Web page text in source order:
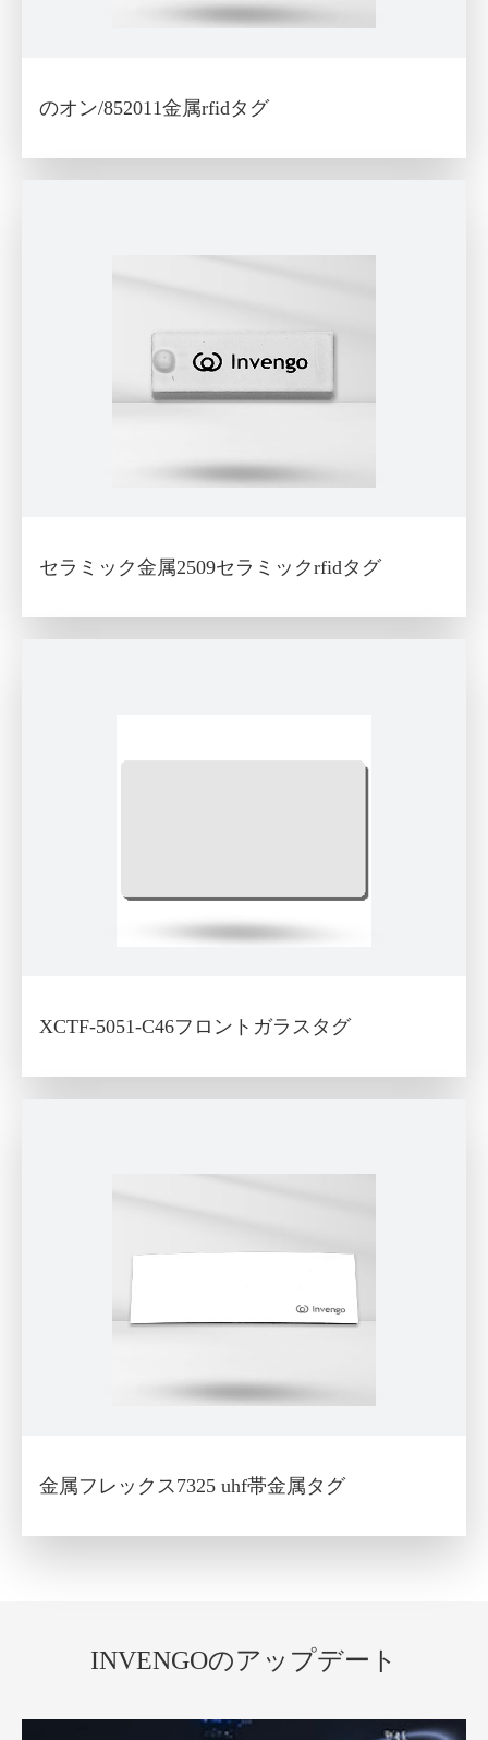
のオン/852011金属rfidタグ
セラミック金属2509セラミックrfidタグ
XCTF-5051-C46フロントガラスタグ
金属フレックス7325 uhf帯金属タグ
INVENGOのアップデート